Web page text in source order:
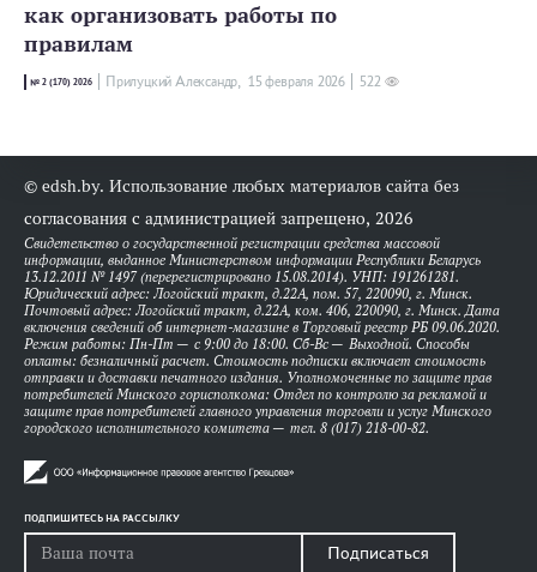
как организовать работы по
правилам
№ 2 (170) 2026 Прилуцкий Александр, 15 февраля 2026 522
© edsh.by. Использование любых материалов сайта без
согласования с администрацией запрещено, 2026
Свидетельство о государственной регистрации средства массовой
информации, выданное Министерством информации Республики Беларусь
13.12.2011 № 1497 (перерегистрировано 15.08.2014). УНП: 191261281.
Юридический адрес: Логойский тракт, д.22А, пом. 57, 220090, г. Минск.
Почтовый адрес: Логойский тракт, д.22А, ком. 406, 220090, г. Минск. Дата
включения сведений об интернет-магазине в Торговый реестр РБ 09.06.2020.
Режим работы: Пн-Пт — с 9:00 до 18:00. Сб-Вс — Выходной. Способы
оплаты: безналичный расчет. Стоимость подписки включает стоимость
отправки и доставки печатного издания. Уполномоченные по защите прав
потребителей Минского горисполкома: Отдел по контролю за рекламой и
защите прав потребителей главного управления торговли и услуг Минского
городского исполнительного комитета — тел. 8 (017) 218-00-82.
ПОДПИШИТЕСЬ НА РАССЫЛКУ
Подписаться